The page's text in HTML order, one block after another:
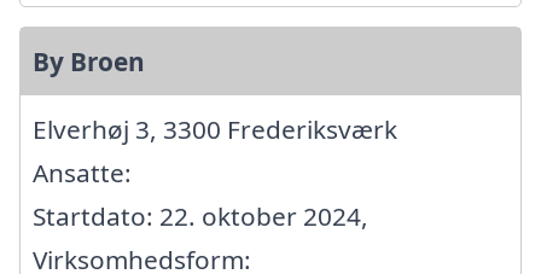
By Broen
Elverhøj 3, 3300 Frederiksværk
Ansatte:
Startdato: 22. oktober 2024,
Virksomhedsform: